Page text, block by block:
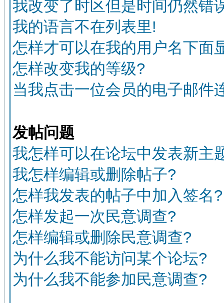
我改变了时区但是时间仍然错
我的语言不在列表里!
怎样才可以在我的用户名下面
怎样改变我的等级?
当我点击一位会员的电子邮件
发帖问题
我怎样可以在论坛中发表新主
我怎样编辑或删除帖子?
怎样我发表的帖子中加入签名?
怎样发起一次民意调查?
怎样编辑或删除民意调查?
为什么我不能访问某个论坛?
为什么我不能参加民意调查?